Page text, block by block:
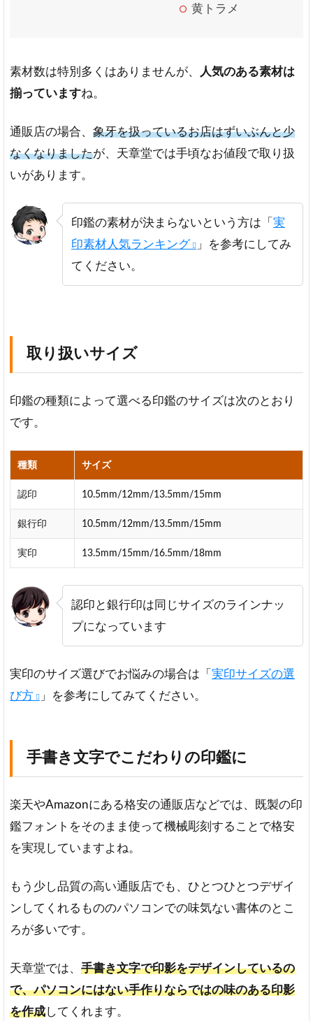
黄トラメ
素材数は特別多くはありませんが、
人気のある素材は
揃っていますね。
通販店の場合、 象牙を扱っているお店はずいぶんと少
なくなりましたが、天章堂では手頃なお値段で取り扱
いがあります。
印鑑の素材が決まらないという方は「 実
印素材人気ランキング
」を参考にしてみ
てください。
取り扱いサイズ
印鑑の種類によって選べる印鑑のサイズは次のとおり
です。
種類 サイズ
認印 10.5mm/12mm/13.5mm/15mm
銀行印 10.5mm/12mm/13.5mm/15mm
実印 13.5mm/15mm/16.5mm/18mm
認印と銀行印は同じサイズのラインナッ
プになっています
実印のサイズ選びでお悩みの場合は「 実印サイズの選
び方
」を参考にしてみてください。
手書き文字でこだわりの印鑑に
楽天やAmazonにある格安の通販店などでは、既製の印
鑑フォントをそのまま使って機械彫刻することで格安
を実現していますよね。
もう少し品質の高い通販店でも、ひとつひとつデザイ
ンしてくれるもののパソコンでの味気ない書体のとこ
ろが多いです。
天章堂では、 手書き文字で印影をデザインしているの
で、パソコンにはない手作りならではの味のある印影
を作成してくれます。